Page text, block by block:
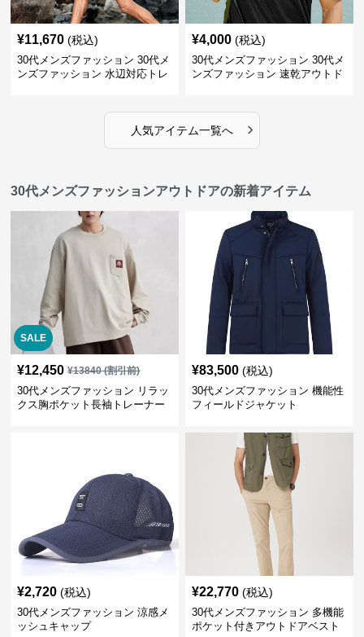
¥11,670 (税込)
30代メンズファッション 30代メ
ンズファッション 水辺対応トレ
¥4,000 (税込)
30代メンズファッション 30代メ
ンズファッション 速乾アウトド
人気アイテム一覧へ ›
30代メンズファッションアウトドアの新着アイテム
SALE
¥12,450 ¥13840(割引前)
30代メンズファッション リラッ
クス胸ポケット長袖トレーナー
¥83,500 (税込)
30代メンズファッション 機能性
フィールドジャケット
¥2,720 (税込)
30代メンズファッション 涼感メ
ッシュキャップ
¥22,770 (税込)
30代メンズファッション 多機能
ポケット付きアウトドアベスト